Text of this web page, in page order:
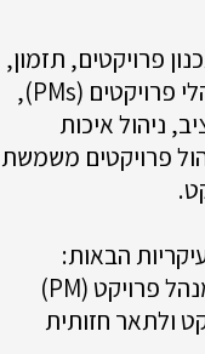
פרויקטים, תזמון,
הקצאת משאבים וניהול שינויים. זה מאפשר למנהלי פרויקטים (PMs),
ניהול איכות
פרויקטים משמשת
הבאות:
תכנון פרויקט : כדי להגדיר לוח זמנים לפרויקט, מנהל פרויקט (PM)
ולתאר חזותית